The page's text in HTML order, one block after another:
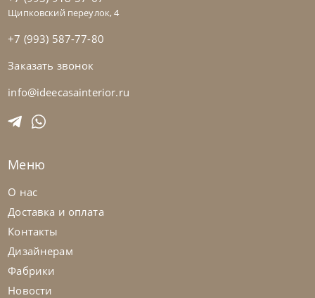
Cattelan Italia
Стол обеденный Mad Max Keramik
Щипковский переулок, 4
+7 (993) 587-77-80
Заказать звонок
info@ideecasainterior.ru
Меню
О нас
Доставка и оплата
Контакты
Дизайнерам
Фабрики
Новости